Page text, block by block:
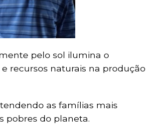
pelo sol ilumina o
recursos naturais na produção
as famílias mais
pobres do planeta.